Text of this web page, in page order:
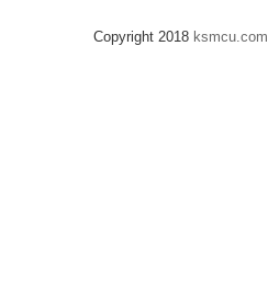
Copyright 2018 ksmcu.com